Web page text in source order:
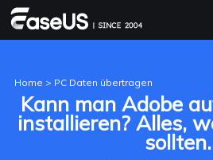
Home > PC Daten übertragen
Kann man Adobe
installieren? Alles,
sollten.